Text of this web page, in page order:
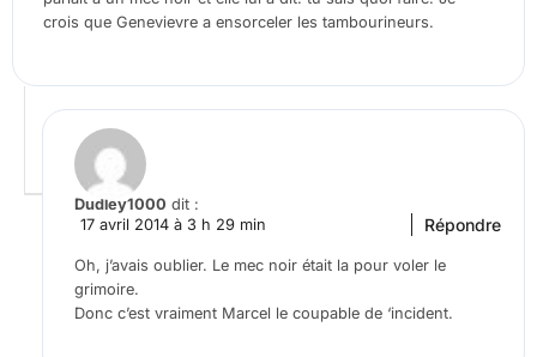
crois que Genevievre a ensorceler les tambourineurs.
Dudley1000 dit :
17 avril 2014 à 3 h 29 min
Oh, j’avais oublier. Le mec noir était la pour voler le
grimoire.
Donc c’est vraiment Marcel le coupable de ‘incident.
Répondre